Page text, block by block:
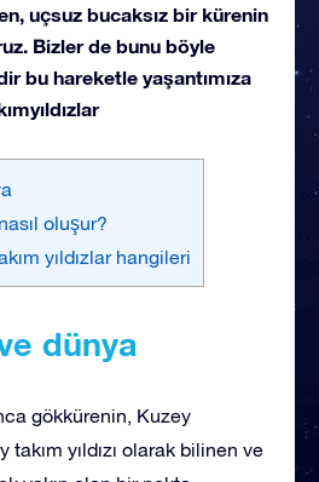
uçsuz bucaksız bir kürenin
Bizler de bunu böyle
bu hareketle yaşantımıza
oluşur?
yıldızlar hangileri
dünya
gökkürenin, Kuzey
takım yıldızı olarak bilinen ve